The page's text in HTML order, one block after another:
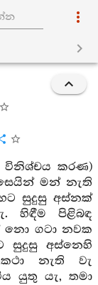
විනිශ්චය කරණ)
මන් නැති
සුදුසු අස්නක්
හිඳීම පිළිබඳ
නො ගටා නවක
සුදුසු අස්නෙහි
නැති වැ
යුතු යැ, තමා